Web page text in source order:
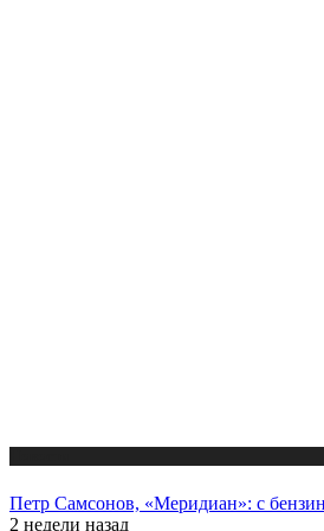
Петр Самсонов, «Меридиан»: с
2 недели назад